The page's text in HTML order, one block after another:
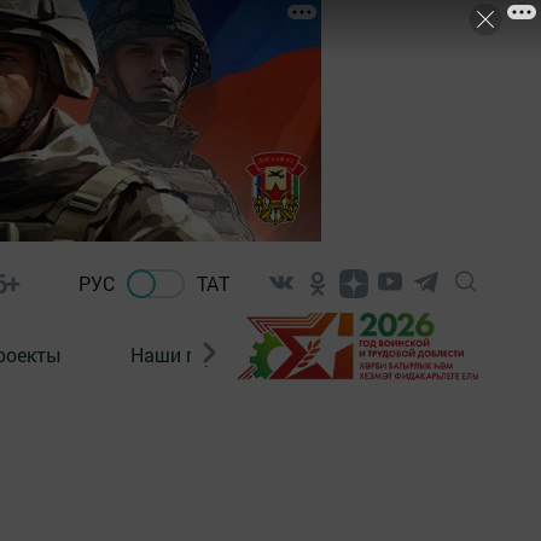
РУС ТАТ
Наши герои Нормативно-правовые